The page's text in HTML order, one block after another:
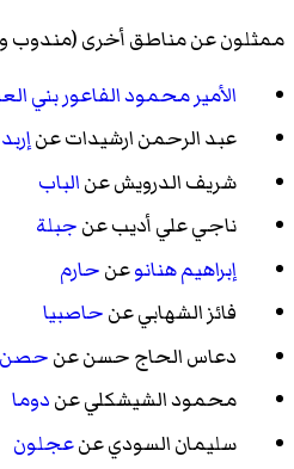
ممثلون عن مناطق أخرى (مندوب
الأمير محمود الفاعور بني
عبد الرحمن ارشيدات عنإربد
شريف الدرويش عنالباب
ناجي علي أديب عنجبلة
إبراهيم هنانوعنحارم
فائز الشهابي عنحاصبيا
دعاس الحاج حسن عنحصن
محمود الشيشكلي عندوما
سليمان السودي عنعجلون